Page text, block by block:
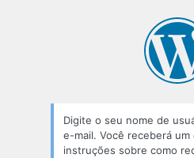
Digite o seu nome de
e-mail. Você receberá um
instruções sobre como